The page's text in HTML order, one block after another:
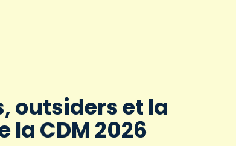
outsiders et la
la CDM 2026